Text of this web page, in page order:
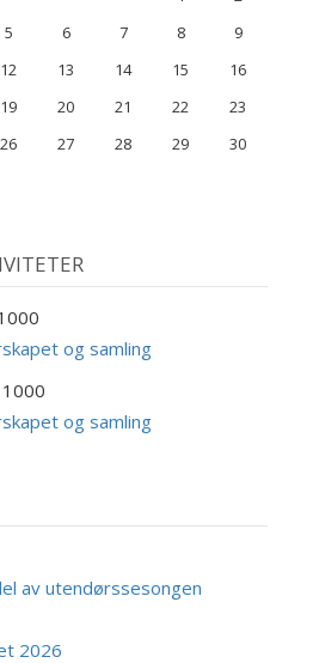
5 6 7 8
9
12 13 14 15
16
19 20 21 22
23
26 27 28 29
30
og samling
og samling
av utendørssesongen
2026